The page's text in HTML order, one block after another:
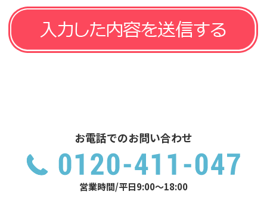
お電話でのお問い合わせ
営業時間/平日9:00～18:00